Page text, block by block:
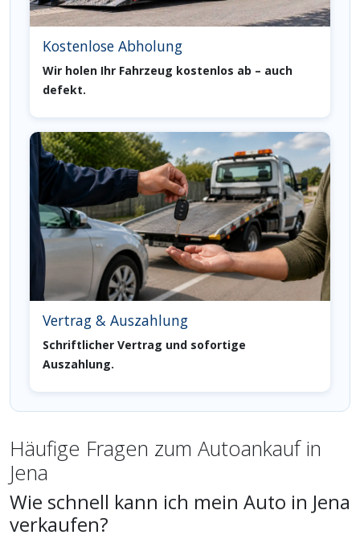
Kostenlose Abholung
Wir holen Ihr Fahrzeug kostenlos ab – auch
defekt.
Vertrag & Auszahlung
Schriftlicher Vertrag und sofortige
Auszahlung.
Häufige Fragen zum Autoankauf in
Jena
Wie schnell kann ich mein Auto in Jena
verkaufen?